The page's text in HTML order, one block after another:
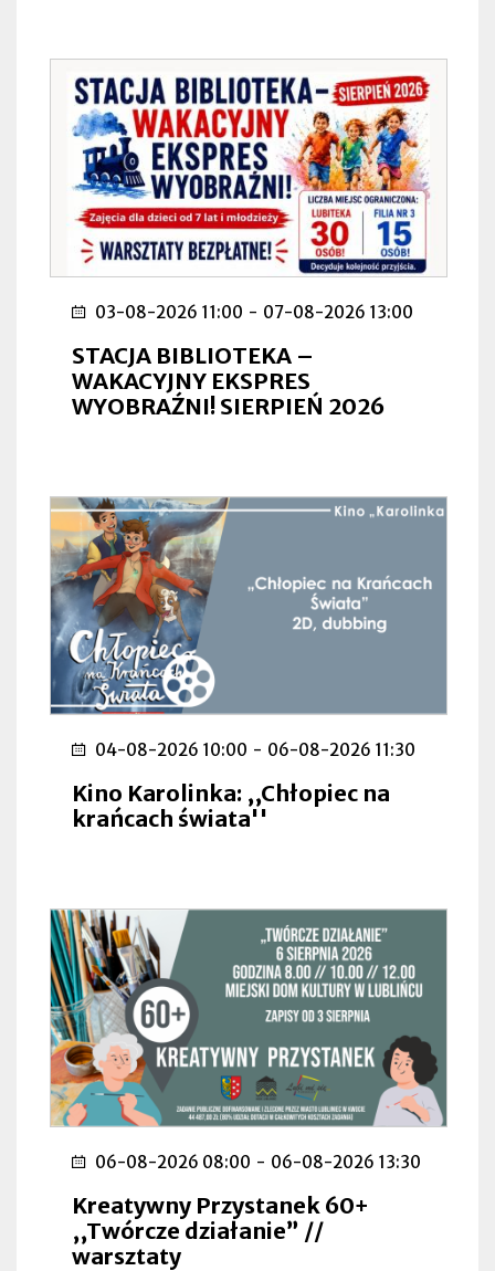
03-08-2026 11:00 - 07-08-2026 13:00
STACJA BIBLIOTEKA –
WAKACYJNY EKSPRES
WYOBRAŹNI! SIERPIEŃ 2026
04-08-2026 10:00 - 06-08-2026 11:30
Kino Karolinka: ,,Chłopiec na
krańcach świata''
06-08-2026 08:00 - 06-08-2026 13:30
Kreatywny Przystanek 60+
,,Twórcze działanie” //
warsztaty